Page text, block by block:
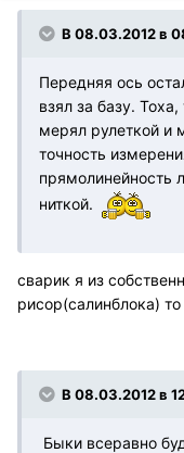
В 08.03.2012 в
Передняя ось
взял за базу.
мерял рулеткой и
точность
прямолинейность
ниткой.
сварик я из
рисор(салинблока) то
В 08.03.2012 в
Быки всеравно